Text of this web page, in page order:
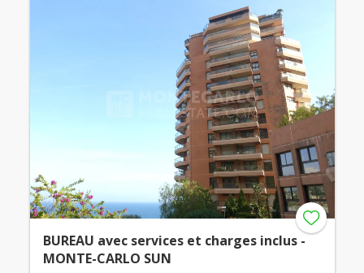
BUREAU avec services et charges inclus -
MONTE-CARLO SUN